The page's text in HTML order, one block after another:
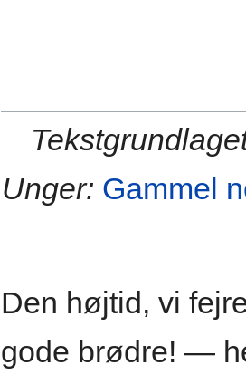
Unger: Gammel
Den højtid, vi
gode brødre! —